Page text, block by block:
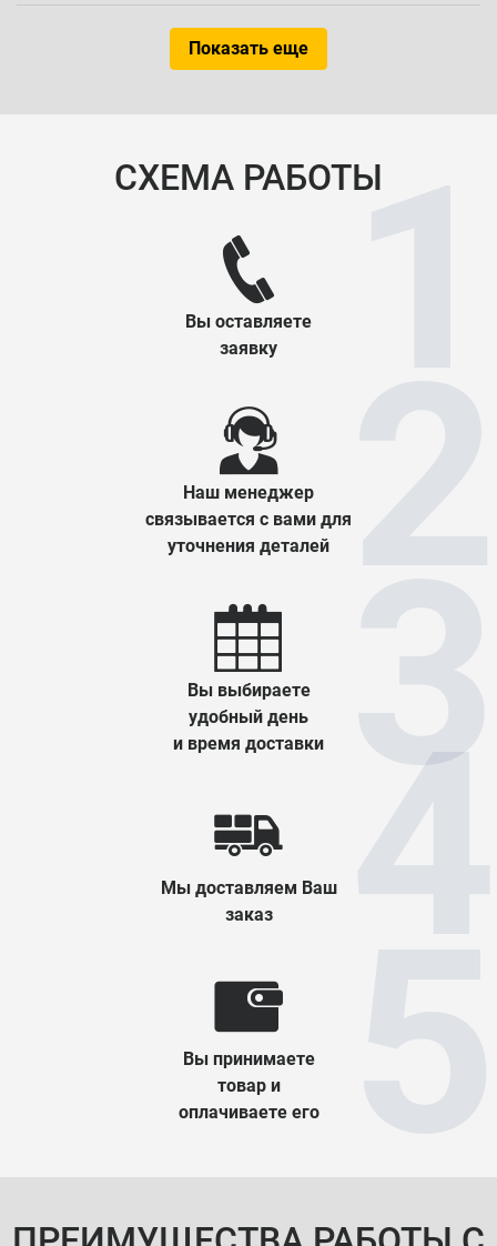
Показать еще
СХЕМА РАБОТЫ
Вы оставляете
заявку
Наш менеджер
связывается с вами для
уточнения деталей
Вы выбираете
удобный день
и время доставки
Мы доставляем Ваш
заказ
Вы принимаете
товар и
оплачиваете его